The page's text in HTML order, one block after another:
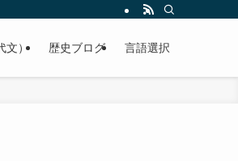
文） 歴史ブログ 言語選択